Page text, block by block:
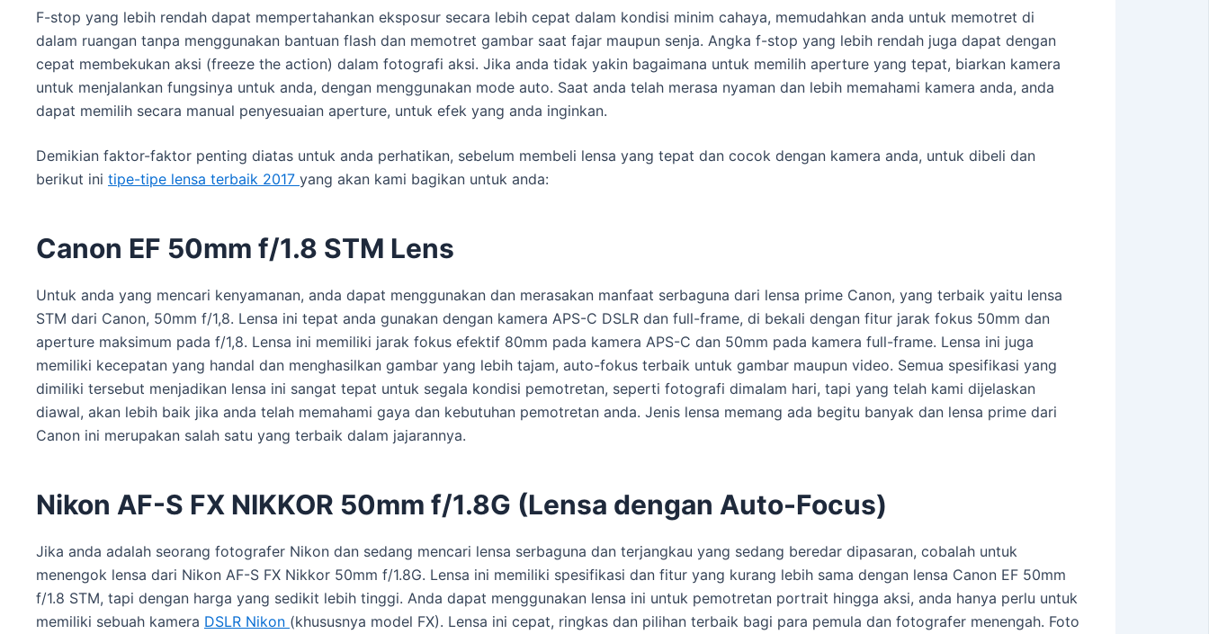
F-stop yang lebih rendah dapat mempertahankan eksposur secara lebih cepat dalam kondisi minim cahaya, memudahkan anda untuk memotret di
dalam ruangan tanpa menggunakan bantuan flash dan memotret gambar saat fajar maupun senja. Angka f-stop yang lebih rendah juga dapat dengan
cepat membekukan aksi (freeze the action) dalam fotografi aksi. Jika anda tidak yakin bagaimana untuk memilih aperture yang tepat, biarkan kamera
untuk menjalankan fungsinya untuk anda, dengan menggunakan mode auto. Saat anda telah merasa nyaman dan lebih memahami kamera anda, anda
dapat memilih secara manual penyesuaian aperture, untuk efek yang anda inginkan.
Demikian faktor-faktor penting diatas untuk anda perhatikan, sebelum membeli lensa yang tepat dan cocok dengan kamera anda, untuk dibeli dan
berikut ini tipe-tipe lensa terbaik 2017 yang akan kami bagikan untuk anda:
Canon EF 50mm f/1.8 STM Lens
Untuk anda yang mencari kenyamanan, anda dapat menggunakan dan merasakan manfaat serbaguna dari lensa prime Canon, yang terbaik yaitu lensa
STM dari Canon, 50mm f/1,8. Lensa ini tepat anda gunakan dengan kamera APS-C DSLR dan full-frame, di bekali dengan fitur jarak fokus 50mm dan
aperture maksimum pada f/1,8. Lensa ini memiliki jarak fokus efektif 80mm pada kamera APS-C dan 50mm pada kamera full-frame. Lensa ini juga
memiliki kecepatan yang handal dan menghasilkan gambar yang lebih tajam, auto-fokus terbaik untuk gambar maupun video. Semua spesifikasi yang
dimiliki tersebut menjadikan lensa ini sangat tepat untuk segala kondisi pemotretan, seperti fotografi dimalam hari, tapi yang telah kami dijelaskan
diawal, akan lebih baik jika anda telah memahami gaya dan kebutuhan pemotretan anda. Jenis lensa memang ada begitu banyak dan lensa prime dari
Canon ini merupakan salah satu yang terbaik dalam jajarannya.
Nikon AF-S FX NIKKOR 50mm f/1.8G (Lensa dengan Auto-Focus)
Jika anda adalah seorang fotografer Nikon dan sedang mencari lensa serbaguna dan terjangkau yang sedang beredar dipasaran, cobalah untuk
menengok lensa dari Nikon AF-S FX Nikkor 50mm f/1.8G. Lensa ini memiliki spesifikasi dan fitur yang kurang lebih sama dengan lensa Canon EF 50mm
f/1.8 STM, tapi dengan harga yang sedikit lebih tinggi. Anda dapat menggunakan lensa ini untuk pemotretan portrait hingga aksi, anda hanya perlu untuk
memiliki sebuah kamera DSLR Nikon (khususnya model FX). Lensa ini cepat, ringkas dan pilihan terbaik bagi para pemula dan fotografer menengah. Foto